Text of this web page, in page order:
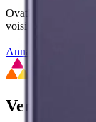
Ovatko tuotetiedot
voisi muuten
Anna palautetta